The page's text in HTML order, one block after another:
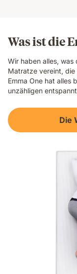
Was ist die
Wir haben alles,
Matratze vereint,
Emma One hat alles
unzähligen
Die